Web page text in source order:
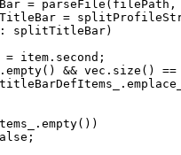
=
=
splitTitleBar)
= item.second;
&& vec.size()